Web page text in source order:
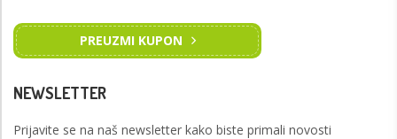
PREUZMI KUPON
NEWSLETTER
Prijavite se na naš newsletter kako biste primali novosti